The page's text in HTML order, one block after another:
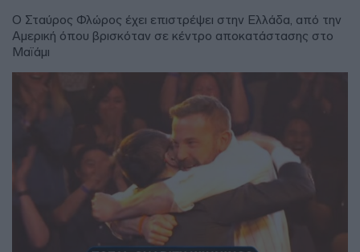
Ο Σταύρος Φλώρος έχει επιστρέψει στην Ελλάδα, από την
Αμερική όπου βρισκόταν σε κέντρο αποκατάστασης στο
Μαϊάμι